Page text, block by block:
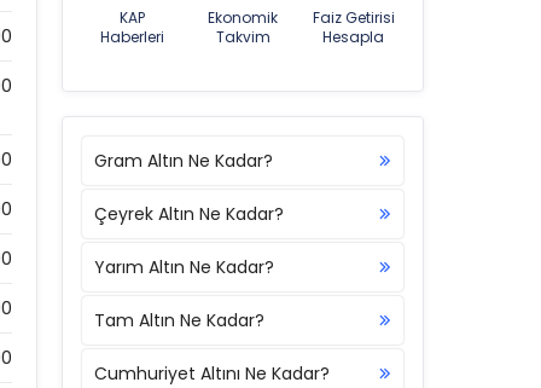
KAP
Haberleri
Ekonomik
Takvim
Faiz Getirisi
Hesapla
Gram Altın Ne Kadar?
Çeyrek Altın Ne Kadar?
Yarım Altın Ne Kadar?
Tam Altın Ne Kadar?
Cumhuriyet Altını Ne Kadar?